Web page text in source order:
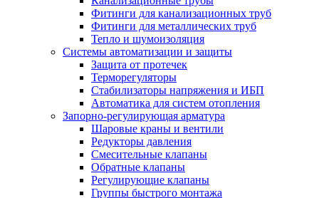
Фитинги для канализационных труб
Фитинги для металлических труб
Тепло и шумоизоляция
Системы автоматизации и защиты
Защита от протечек
Терморегуляторы
Стабилизаторы напряжения и ИБП
Автоматика для систем отопления
Запорно-регулирующая арматура
Шаровые краны и вентили
Редукторы давления
Смесительные клапаны
Обратные клапаны
Регулирующие клапаны
Группы быстрого монтажа